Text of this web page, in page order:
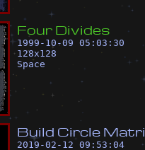
Four Divides
1999-10-09 05:03:30
128x128
Space
Build Circle Matri
2019-02-12 09:53:04